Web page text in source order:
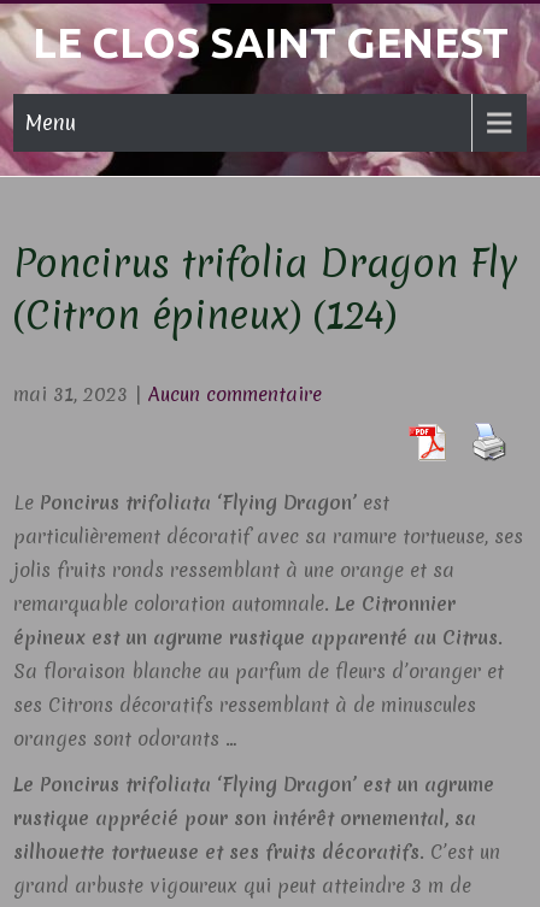
Skip
to
content
LE CLOS SAINT GENEST
Menu
Poncirus trifolia Dragon Fly
(Citron épineux) (124)
mai 31, 2023 |Aucun commentaire
Le Poncirus trifoliata ‘Flying Dragon’ est
particulièrement décoratif avec sa ramure tortueuse, ses
jolis fruits ronds ressemblant à une orange et sa
remarquable coloration automnale.Le Citronnier
épineux est un agrume rustique apparenté au Citrus.
Sa floraison blanche au parfum de fleurs d’oranger et
ses Citrons décoratifs ressemblant à de minuscules
oranges sont odorants …
Le Poncirus trifoliata ‘Flying Dragon’ est un agrume
rustique apprécié pour son intérêt ornemental, sa
silhouette tortueuse et ses fruits décoratifs. C’est un
grand arbuste vigoureux qui peut atteindre 3 m de